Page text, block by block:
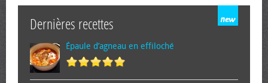
Dernières recettes
Épaule d’agneau en effiloché